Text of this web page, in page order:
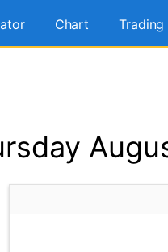
Chart Trading